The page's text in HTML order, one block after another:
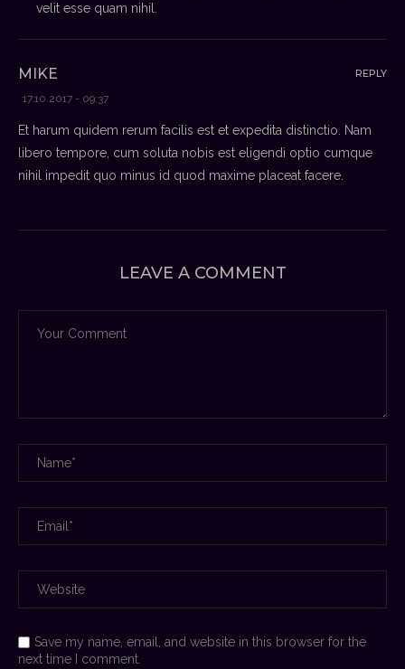
velit esse quam nihil.
MIKE
17.10.2017 - 09:37
Et harum quidem rerum facilis est et expedita distinctio. Nam
libero tempore, cum soluta nobis est eligendi optio cumque
nihil impedit quo minus id quod maxime placeat facere.
REPLY
LEAVE A COMMENT
Save my name, email, and website in this browser for the
next time I comment.